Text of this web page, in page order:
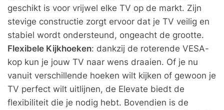
geschikt is voor vrijwel elke TV op de markt. Zijn
stevige constructie zorgt ervoor dat je TV veilig en
stabiel wordt ondersteund, ongeacht de grootte.
Flexibele Kijkhoeken: dankzij de roterende VESA-
kop kun je jouw TV naar wens draaien. Of je nu
vanuit verschillende hoeken wilt kijken of gewoon je
TV perfect wilt uitlijnen, de Elevate biedt de
flexibiliteit die je nodig hebt. Bovendien is de